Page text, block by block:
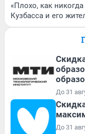
«Плохо, как
Кузбасса и его
До 31
До 31